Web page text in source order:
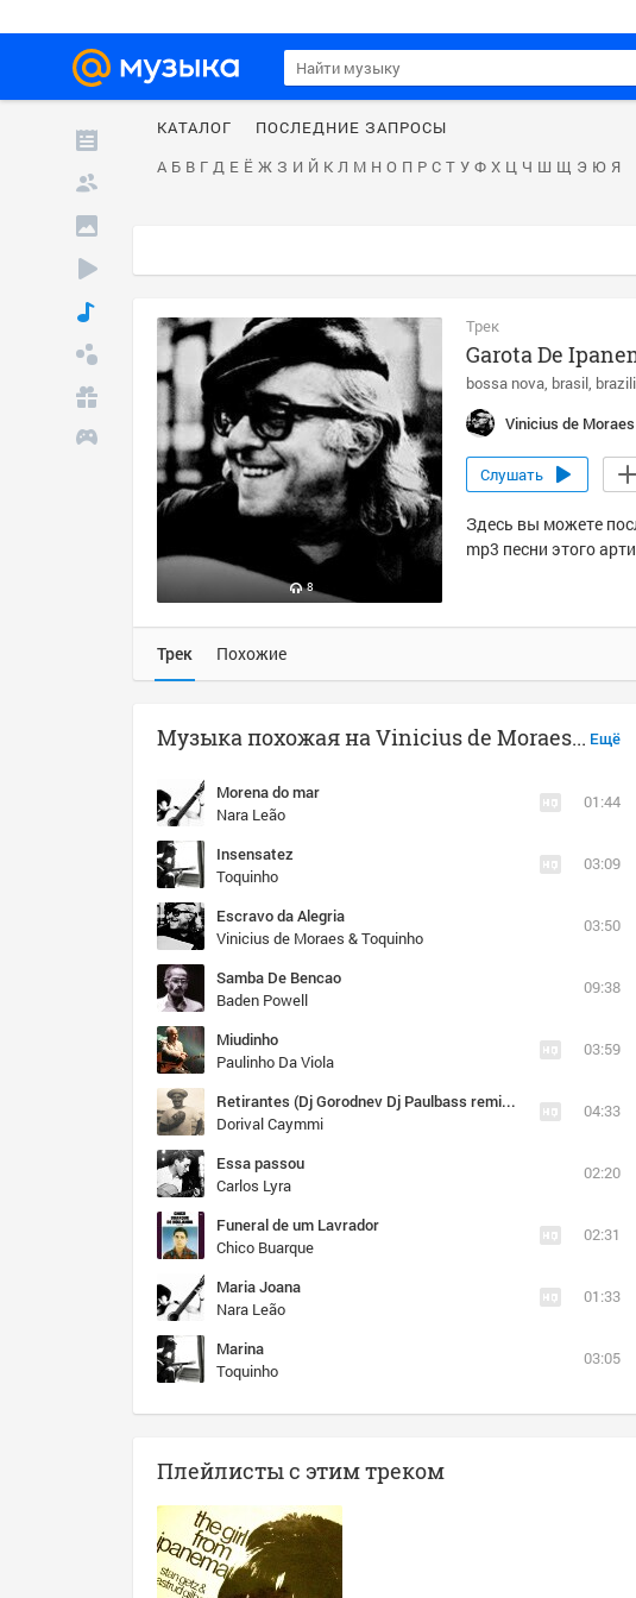
КАТАЛОГ
ПОСЛЕДНИЕ ЗАПРОСЫ
А Б В Г Д Е Ё Ж З И Й К Л М Н О П Р С Т У Ф Х Ц Ч Ш Щ Э Ю Я
8
Трек
Garota De
bossa nova brasil
Vinicius de Moraes
Слушать
Здесь вы можете
mp3 песни этого
Трек Похожие
Ещё
Музыка похожая на Vinicius de Moraes - Garota De Ipanema
Morena do mar
Nara Leão
01:44
Insensatez
Toquinho
03:09
Escravo da Alegria
Vinicius de Moraes & Toquinho
03:50
Samba De Bencao
Baden Powell
09:38
Miudinho
Paulinho Da Viola
03:59
Retirantes (Dj Gorodnev Dj Paulbass remix 2017)
Dorival Caymmi
04:33
Essa passou
Carlos Lyra
02:20
Funeral de um Lavrador
Chico Buarque
02:31
Maria Joana
Nara Leão
01:33
Marina
Toquinho
03:05
Плейлисты с этим треком